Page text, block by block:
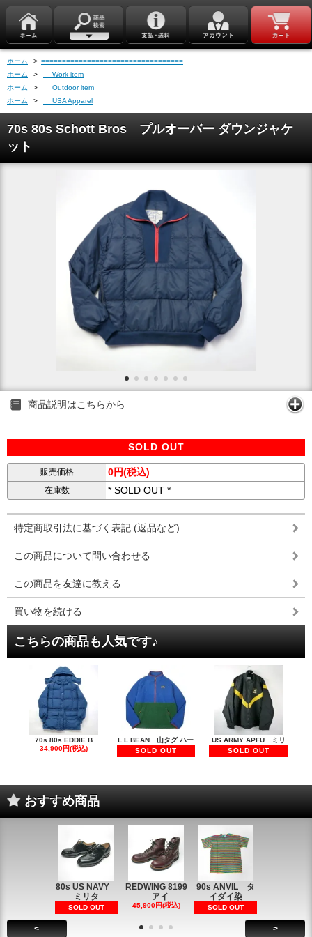
ホーム > ==================================
ホーム
>
Work item
ホーム
>
Outdoor item
ホーム
> USA Apparel
70s 80s Schott Bros プルオーバー ダウンジャケ
ット
商品説明はこちらから
SOLD OUT
販売価格 0円(税込)
在庫数 * SOLD OUT *
特定商取引法に基づく表記 (返品など)
この商品について問い合わせる
この商品を友達に教える
買い物を続ける
こちらの商品も人気です♪
70s 80s EDDIE B
34,900円(税込)
L.L.BEAN 山タグ ハー
SOLD OUT
US ARMY APFU ミリ
SOLD OUT
おすすめ商品
80s US NAVY
ミリタ
SOLD OUT
REDWING 8199
アイ
45,900円(税込)
90s ANVIL タ
イダイ染
SOLD OUT
< >